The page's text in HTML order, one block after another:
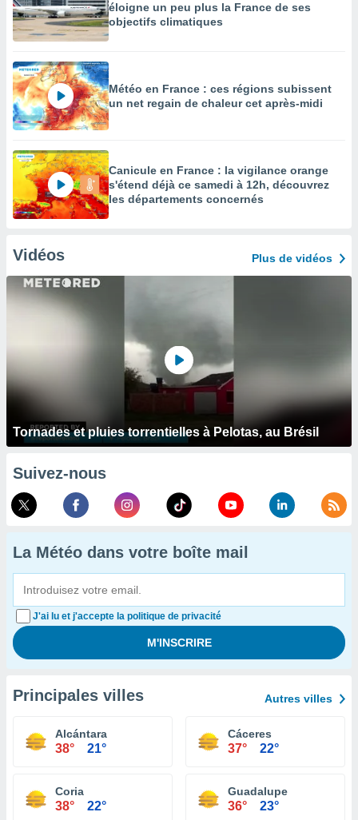
éloigne un peu plus la France de ses
objectifs climatiques
Météo en France : ces régions subissent
un net regain de chaleur cet après-midi
Canicule en France : la vigilance orange
s'étend déjà ce samedi à 12h, découvrez
les départements concernés
Vidéos Plus de vidéos
Tornades et pluies torrentielles à Pelotas, au Brésil
Suivez-nous
La Météo dans votre boîte mail
J'ai lu et j'accepte la politique de privacité
Principales villes Autres villes
Alcántara
38° 21°
Cáceres
37° 22°
Coria
38° 22°
Guadalupe
36° 23°